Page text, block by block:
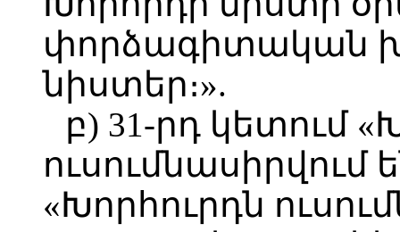
փորձագիտական
նիստեր։».
բ) 31-րդ կետում
«Խորհուրդն